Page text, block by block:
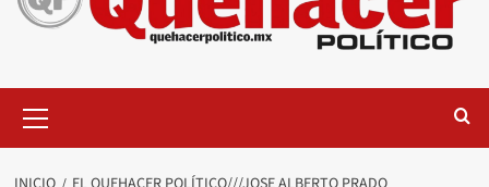
principal